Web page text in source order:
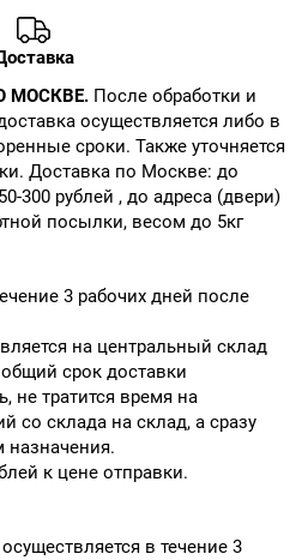
МОСКВЕ. После обработки и
осуществляется либо в
сроки. Также уточняется
Доставка по Москве: до
300 рублей , до адреса (двери)
посылки, весом до 5кг
3 рабочих дней после
на центральный склад
срок доставки
не тратится время на
со склада на склад, а сразу
назначения.
к цене отправки.
в течение 3